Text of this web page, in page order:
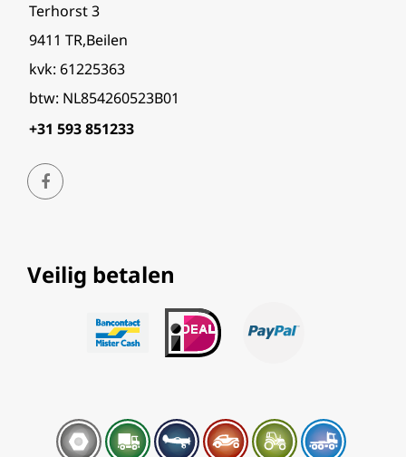
Terhorst 3
9411 TR,Beilen
kvk: 61225363
btw: NL854260523B01
+31 593 851233
Veilig betalen